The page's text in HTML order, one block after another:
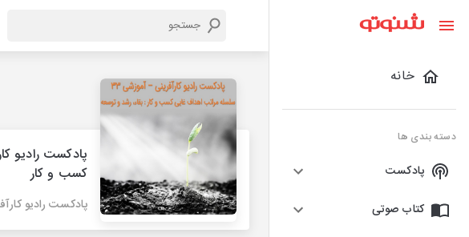
خانه
دسته بندی ها
پادکست
کتاب صوتی
کسب و کار
پادکست رادیو